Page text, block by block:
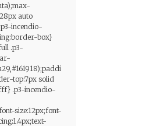
auto
incendio-
box}
.p3-
top:7px solid
.p3-incendio-
size:12px;font-